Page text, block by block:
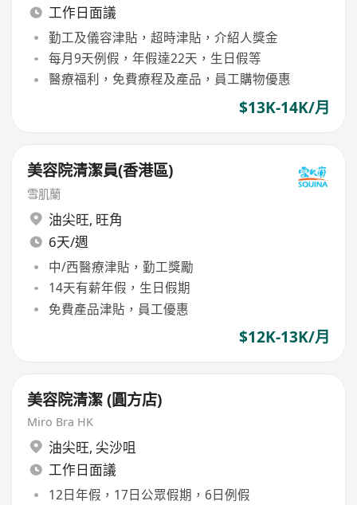
工作日面議
勤工及儀容津貼，超時津貼，介紹人獎金
每月9天例假，年假達22天，生日假等
醫療福利，免費療程及產品，員工購物優惠
$13K-14K/月
美容院清潔員(香港區)
雪肌蘭
油尖旺, 旺角
6天/週
中/西醫療津貼，勤工獎勵
14天有薪年假，生日假期
免費產品津貼，員工優惠
$12K-13K/月
美容院清潔 (圓方店)
Miro Bra HK
油尖旺, 尖沙咀
工作日面議
12日年假，17日公眾假期，6日例假